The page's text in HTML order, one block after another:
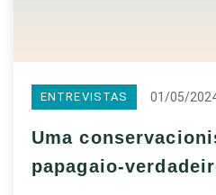
ENTREVISTAS 01/05/
Uma
papagaio-